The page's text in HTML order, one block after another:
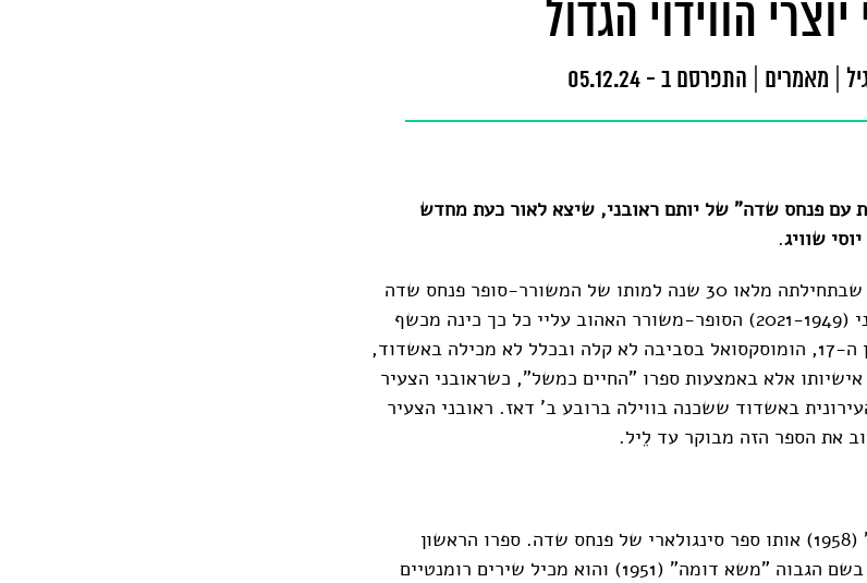
הווידוי הגדול
מאמרים התפרסם ב - 05.12.24
עם פנחס שדה" של יותם ראובני, שיצא לאור כעת מחדש
שוויג.
אוטוטו נגמרת השנה האזרחית שבתחילתה מלאו 30 שנה למותו של המשורר-סופר פנחס שדה
(1994-1929), מי שיותם ראובני (2021-1949) הסופר-משורר האהוב עליי כל כך כינה מכשף
מילים, כי את ראובני הצעיר בן ה-17, הומוסקסואל בסביבה לא קלה ובכלל לא מכילה באשדוד,
אלא באמצעות ספרו "החיים כמשל", כשראובני הצעיר
באשדוד ששכנה בווילה ברובע ב' דאז. ראובני הצעיר
את הספר הזה מבוקר עד לֵיל.
הבה נזכיר מהו "החיים כמשל" (1958) אותו ספר סינגולארי של פנחס שדה. ספרו הראשון
והמקורי ביותר של שדה נקרא בשם הגבוה "משא דומה" (1951) והוא מכיל שירים רומנטיים